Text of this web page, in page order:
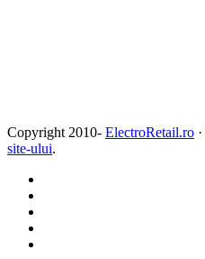
Copyright 2010- ElectroRetail.ro ·
site-ului.